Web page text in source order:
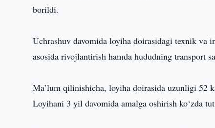
borildi.
Uchrashuv davomida loyiha doirasidagi texnik va
asosida rivojlantirish hamda hududning transport
Ma’lum qilinishicha, loyiha doirasida uzunligi 52
Loyihani 3 yil davomida amalga oshirish ko‘zda